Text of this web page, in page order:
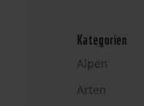
Kategorien
Alpen
Arten